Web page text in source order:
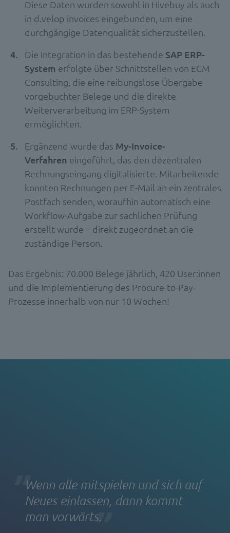
Diese Daten wurden sowohl in Hivebuy als auch
in d.velop invoices eingebunden, um eine
durchgängige Datenqualität sicherzustellen.
Die Integration in das bestehende SAP ERP-
System erfolgte über Schnittstellen von ECM
Consulting, die eine reibungslose Übergabe
vorgebuchter Belege und die direkte
Weiterverarbeitung im ERP-System
ermöglichten.
Ergänzend wurde das My-Invoice-
Verfahren eingeführt, das den dezentralen
Rechnungseingang digitalisierte. Mitarbeitende
konnten Rechnungen per E-Mail an ein zentrales
Postfach senden, woraufhin automatisch eine
Workflow-Aufgabe zur sachlichen Prüfung
erstellt wurde – direkt zugeordnet an die
zuständige Person.
Das Ergebnis: 70.000 Belege jährlich, 420 User:innen
und die Implementierung des Procure-to-Pay-
Prozesse innerhalb von nur 10 Wochen!
Wenn alle mitspielen und sich auf
Neues einlassen, dann kommt
man vorwärts.